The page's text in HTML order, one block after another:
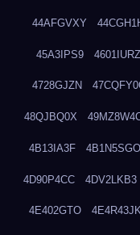
44AFGVXY
45A3IPS9 4601IURZ
4728GJZN
48QJBQ0X
4B13IA3F 4B1N5SGO
4D90P4CC 4DV2LKB3
4E402GTO